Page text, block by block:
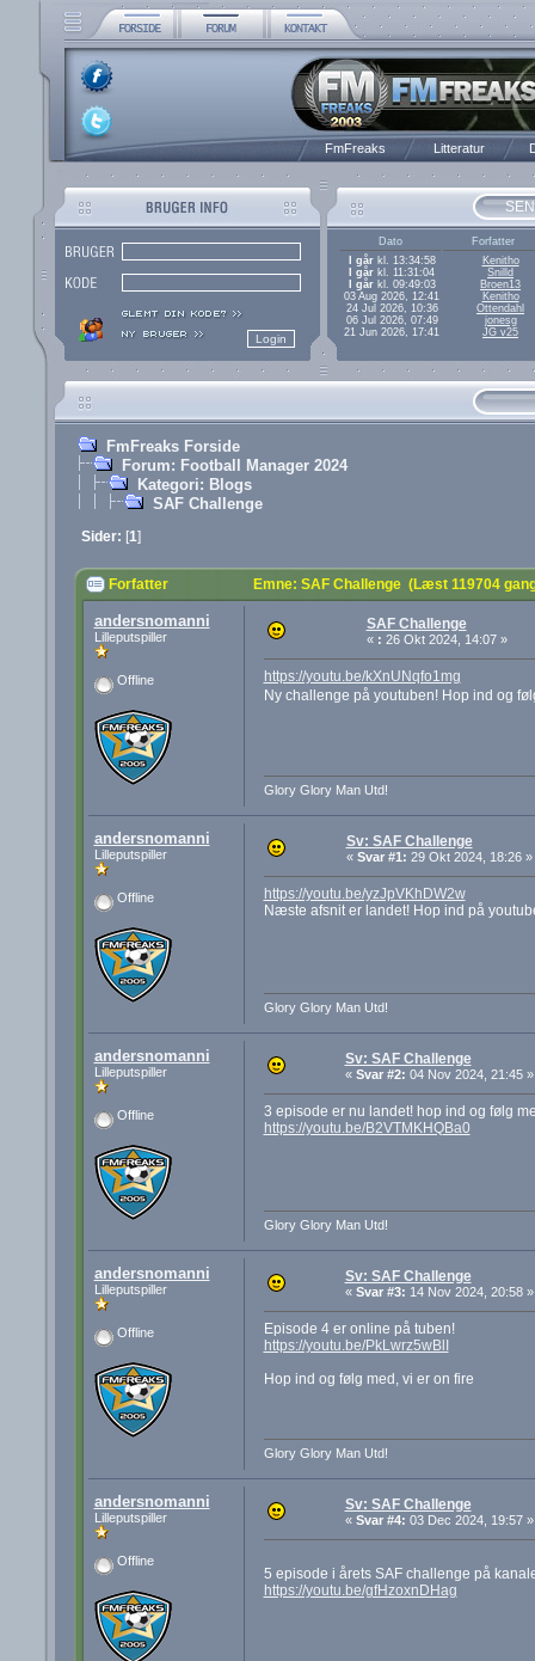
FmFreaks Litteratur
Dato
Forfatter
I gårkl. 13:34:58
Kenitho
I går kl. 11:31:04
Snilld
I gårkl. 09:49:03
Broen13
03 Aug 2026, 12:41
Kenitho
24 Jul 2026, 10:36
Ottendahl
06 Jul 2026, 07:49
jonesg
21 Jun 2026, 17:41
JG v25
FmFreaks Forside
Forum: Football Manager 2024
Kategori: Blogs
SAF Challenge
Sider: [1]
Forfatter Emne: SAF Challenge (Læst 119704
andersnomanni
Lilleputspiller
Offline
SAF Challenge
« : 26 Okt 2024, 14:07 »
https://youtu.be/kXnUNqfo1mg
Ny challenge på youtuben! Hop ind og
Glory Glory Man Utd!
andersnomanni
Lilleputspiller
Offline
Sv: SAF Challenge
« Svar #1: 29 Okt 2024, 18:26 »
https://youtu.be/yzJpVKhDW2w
Næste afsnit er landet! Hop ind på
Glory Glory Man Utd!
andersnomanni
Lilleputspiller
Offline
Sv: SAF Challenge
« Svar #2: 04 Nov 2024, 21:45 »
3 episode er nu landet! hop ind og følg
https://youtu.be/B2VTMKHQBa0
Glory Glory Man Utd!
andersnomanni
Lilleputspiller
Offline
Sv: SAF Challenge
« Svar #3: 14 Nov 2024, 20:58 »
Episode 4 er online på tuben!
https://youtu.be/PkLwrz5wBlI
Hop ind og følg med, vi er on fire
Glory Glory Man Utd!
andersnomanni
Lilleputspiller
Offline
Sv: SAF Challenge
« Svar #4: 03 Dec 2024, 19:57 »
5 episode i årets SAF challenge på
https://youtu.be/gfHzoxnDHag